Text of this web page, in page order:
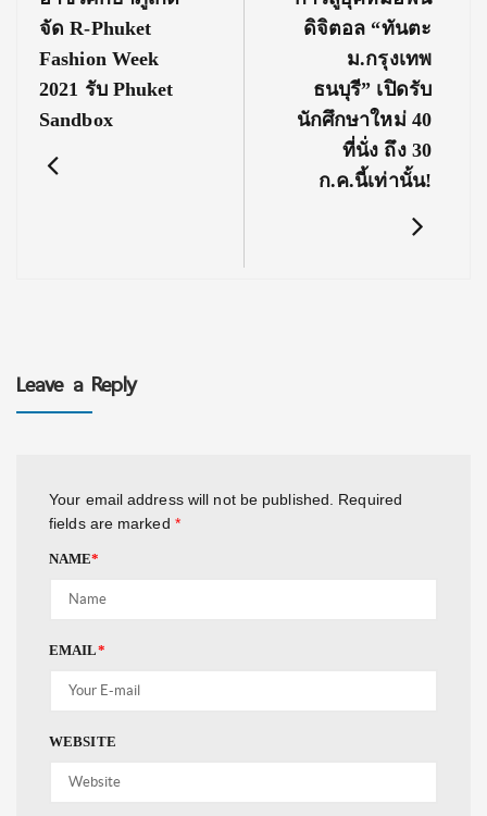
Post:
จัด R-Phuket
Fashion Week
2021 รับ Phuket
Sandbox
Post:
ดิจิตอล “ทันตะ
ม.กรุงเทพ
ธนบุรี” เปิดรับ
นักศึกษาใหม่ 40
ที่นั่ง ถึง 30
ก.ค.นี้เท่านั้น!
Leave a Reply
Your email address will not be published.
Required
fields are marked *
NAME*
EMAIL*
WEBSITE